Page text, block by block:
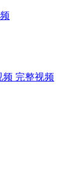
完整视频